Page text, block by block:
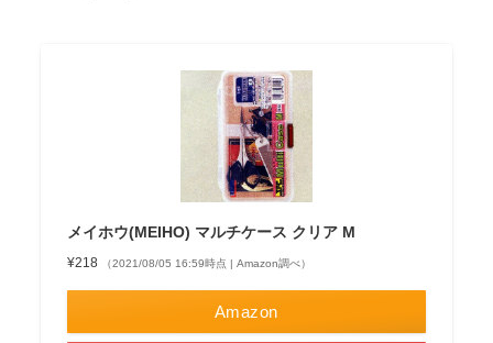
メイホウ(MEIHO) マルチケース クリア M
¥218 （2021/08/05 16:59時点 | Amazon調べ）
Amazon